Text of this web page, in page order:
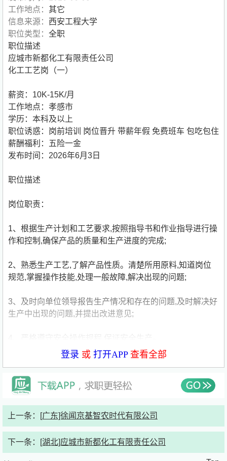
工作地点： 其它
信息来源： 西安工程大学
职位类型： 全职
职位描述
应城市新都化工有限责任公司
化工工艺岗（一）
薪资：10K-15K/月
工作地点：孝感市
学历：本科及以上
职位诱惑：岗前培训 岗位晋升 带薪年假 免费班车 包吃包住
薪酬福利：五险一金
发布时间：2026年6月3日
职位描述
岗位职责：
1、根据生产计划和工艺要求,按照指导书和作业指导进行操
作和控制,确保产品的质量和生产进度的完成;
2、熟悉生产工艺,了解产品性质。清楚所用原料,知道岗位
规范,掌握操作技能,处理一般故障,解决出现的问题;
3、及时向单位领导报告生产情况和存在的问题,及时解决好
生产中出现的问题,并提出改进意见;
1、本科学历及以上，应届毕业生，能于2026年7月31日前
2、所学专业为化学工程与工艺、化学、应用化学、能源化
告》、大学期间教务处盖章的成绩单或相关证明材料；
登录 或 打开APP查看全部
上一条： [广东]徐闻京基智农时代有限公司
下一条： [湖北]应城市新都化工有限责任公司